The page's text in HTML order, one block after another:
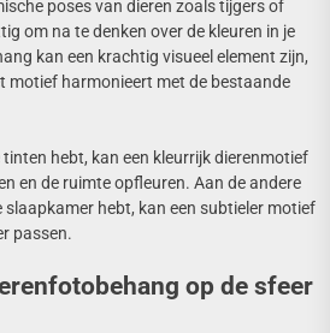
poses van dieren zoals tijgers of
om na te denken over de kleuren in je
kan een krachtig visueel element zijn,
motief harmonieert met de bestaande
hebt, kan een kleurrijk dierenmotief
en de ruimte opfleuren. Aan de andere
slaapkamer hebt, kan een subtieler motief
passen.
op de sfeer